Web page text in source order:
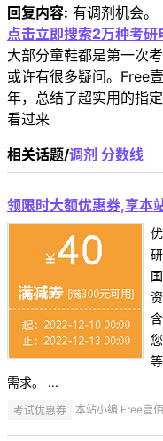
回复内容: 有调剂机会。
点击立即搜索2万种考研
大部分童鞋都是第一次
或许有很多疑问。Free
年，总结了超实用的指
看过来
相关话题/调剂 分数线
领限时大额优惠券,享本
需求。 ...
考试优惠券 本站小编 Free壹